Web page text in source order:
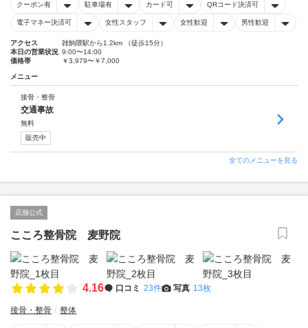
クーポン有 駐車場有 カード可 QRコード決済可
電子マネー決済可 女性スタッフ 女性歓迎 男性歓迎
アクセス
雑餉隈駅から1.2km （徒歩15分）
本日の営業状況 9:00〜14:00
価格帯
￥3,979〜￥7,000
メニュー
接骨・整骨
交通事故
無料
販売中
全てのメニューを見る
店舗公式
こころ整骨院 麦野院
4.16 口コミ 23件 写真 13枚
接骨・整骨 整体